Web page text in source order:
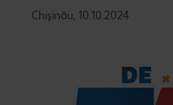
Chișinău, 10.10.2024